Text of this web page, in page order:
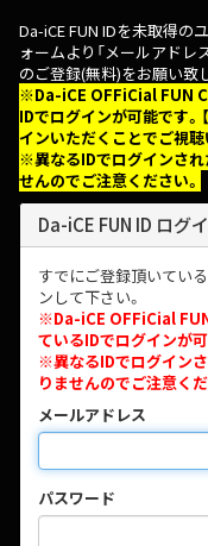
Da-iCE FUN IDを未取得の
ォームより「メールアドレ
のご登録(無料)をお願い致
※Da-iCE OFFiCial FUN
IDでログインが可能です
インいただくことでご視聴
※異なるIDでログインされ
せんのでご注意ください。
Da-iCE FUN ID ログ
すでにご登録頂いてい
ンして下さい。
※Da-iCE OFFiCial
ているIDでログインが可
※異なるIDでログイン
りませんのでご注意くだ
メールアドレス
パスワード